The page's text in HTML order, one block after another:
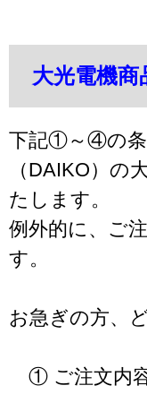
大光電機商
下記①～④の条
（DAIKO）の
たします。
例外的に、ご
す。
お急ぎの方、
① ご注文内